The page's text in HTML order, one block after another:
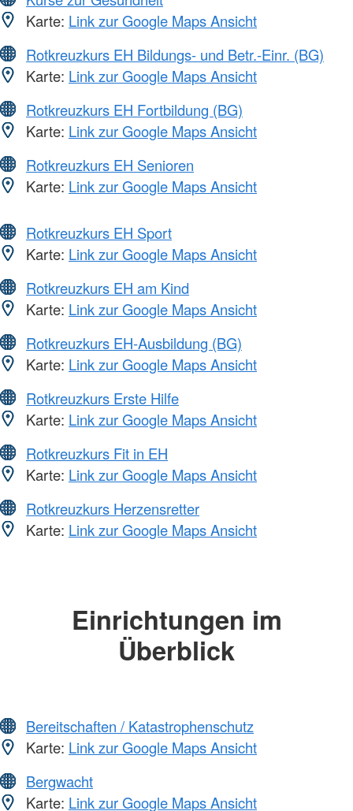
Karte: Link zur Google Maps Ansicht
Rotkreuzkurs EH Bildungs- und Betr.-Einr. (BG)
Karte: Link zur Google Maps Ansicht
Rotkreuzkurs EH Fortbildung (BG)
Karte: Link zur Google Maps Ansicht
Rotkreuzkurs EH Senioren
Karte: Link zur Google Maps Ansicht
Rotkreuzkurs EH Sport
Karte: Link zur Google Maps Ansicht
Rotkreuzkurs EH am Kind
Karte: Link zur Google Maps Ansicht
Rotkreuzkurs EH-Ausbildung (BG)
Karte: Link zur Google Maps Ansicht
Rotkreuzkurs Erste Hilfe
Karte: Link zur Google Maps Ansicht
Rotkreuzkurs Fit in EH
Karte: Link zur Google Maps Ansicht
Rotkreuzkurs Herzensretter
Karte: Link zur Google Maps Ansicht
Einrichtungen im
Überblick
Bereitschaften / Katastrophenschutz
Karte: Link zur Google Maps Ansicht
Bergwacht
Karte: Link zur Google Maps Ansicht